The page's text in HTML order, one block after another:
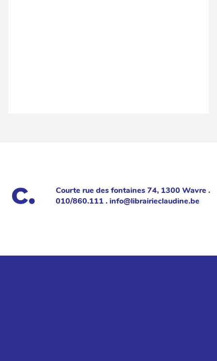
Courte rue des fontaines 74, 1300 Wavre .
010/860.111 . info@librairieclaudine.be